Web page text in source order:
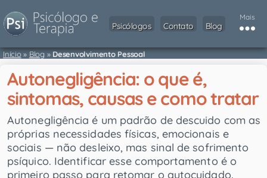
Psicólogos Contato Blog
Mais
Início» Blog»Desenvolvimento Pessoal
Autonegligência: o que é,
sintomas, causas e como tratar
Autonegligência é um padrão de descuido com as
próprias necessidades físicas, emocionais e
sociais — não desleixo, mas sinal de sofrimento
psíquico. Identificar esse comportamento é o
primeiro passo para retomar o autocuidado.